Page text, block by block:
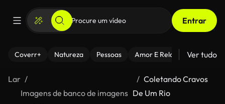
Entrar
Coverr+ Natureza Pessoas Amor E Relacionamentos
Ver tudo
Lar
Imagens de banco de imagens
Coletando Cravos
De Um Rio